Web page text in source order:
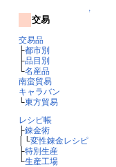
↑
交易
交易品
├都市別
├品目別
└名産品
南蛮貿易
キャラバン
└東方貿易
レシピ帳
├錬金術
│└変性錬金レシピ
├特別生産
└生産工場